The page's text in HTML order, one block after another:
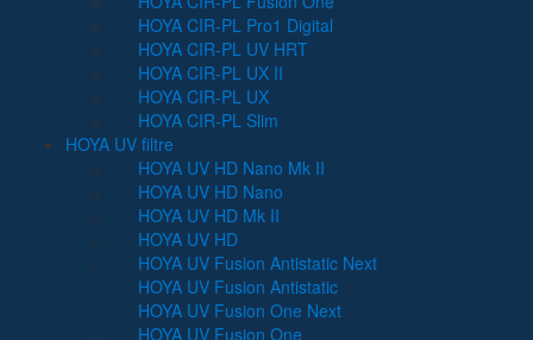
HOYA CIR-PL Pro1 Digital
HOYA CIR-PL UV HRT
HOYA CIR-PL UX II
HOYA CIR-PL UX
HOYA CIR-PL Slim
HOYA UV filtre
HOYA UV HD Nano Mk II
HOYA UV HD Nano
HOYA UV HD Mk II
HOYA UV HD
HOYA UV Fusion Antistatic Next
HOYA UV Fusion Antistatic
HOYA UV Fusion One Next
HOYA UV Fusion One